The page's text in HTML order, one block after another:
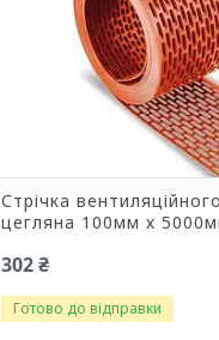
Стрічка
цегляна 100мм х
302 ₴
Готово до відправки